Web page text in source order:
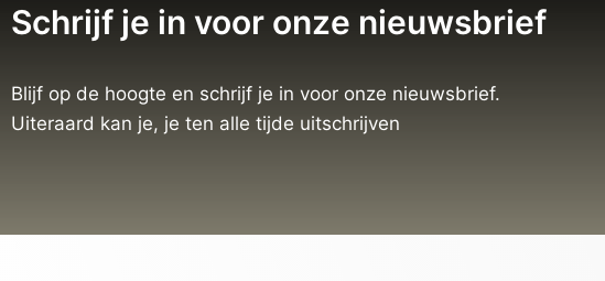
Schrijf je in voor onze nieuwsbrief
Blijf op de hoogte en schrijf je in voor onze nieuwsbrief.
Uiteraard kan je, je ten alle tijde uitschrijven